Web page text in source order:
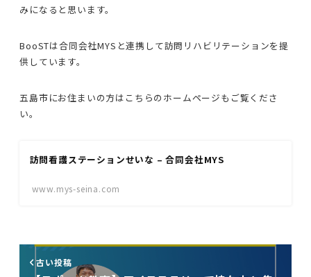
みになると思います。
BooSTは合同会社MYSと連携して訪問リハビリテーションを提
供しています。
五島市にお住まいの方はこちらのホームページもご覧くださ
い。
訪問看護ステーションせいな – 合同会社MYS
www.mys-seina.com
古い投稿